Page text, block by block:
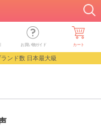
お買い物ガイド カート
ンド数 日本最大級